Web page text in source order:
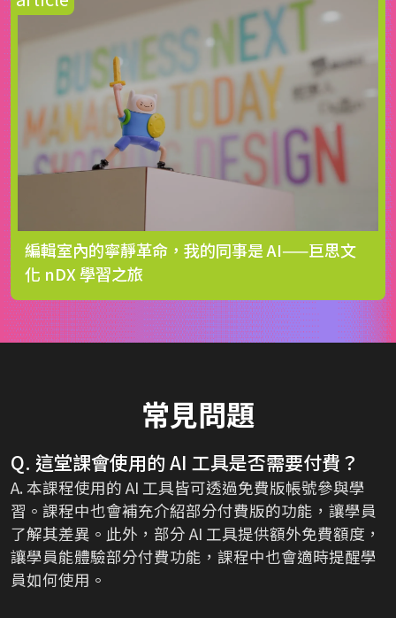
編輯室內的寧靜革命，我的同事是 AI——巨思文
化 nDX 學習之旅
常見問題
Q. 這堂課會使用的 AI 工具是否需要付費？
A. 本課程使用的 AI 工具皆可透過免費版帳號參與學
習。課程中也會補充介紹部分付費版的功能，讓學員
了解其差異。此外，部分 AI 工具提供額外免費額度，
讓學員能體驗部分付費功能，課程中也會適時提醒學
員如何使用。